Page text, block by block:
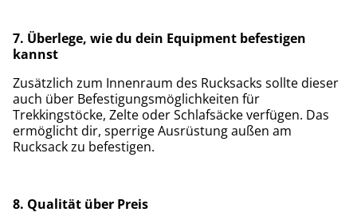
7. Überlege, wie du dein Equipment befestigen
kannst
Zusätzlich zum Innenraum des Rucksacks sollte dieser
auch über Befestigungsmöglichkeiten für
Trekkingstöcke, Zelte oder Schlafsäcke verfügen. Das
ermöglicht dir, sperrige Ausrüstung außen am
Rucksack zu befestigen.
8. Qualität über Preis